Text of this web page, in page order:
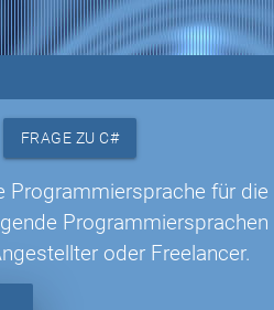
FRAGE ZU C#
für
oder Freelancer.